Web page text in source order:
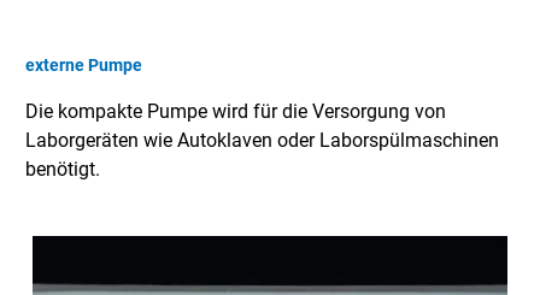
externe Pumpe
Die kompakte Pumpe wird für die Versorgung von
Laborgeräten wie Autoklaven oder Laborspülmaschinen
benötigt.